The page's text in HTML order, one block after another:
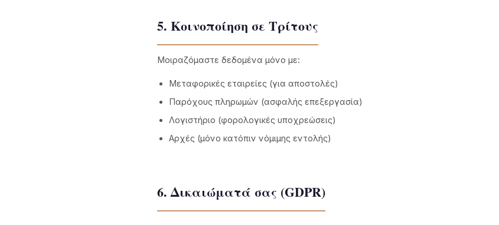
5. Κοινοποίηση σε Τρίτους
Μοιραζόμαστε δεδομένα μόνο με:
Μεταφορικές εταιρείες (για αποστολές)
Παρόχους πληρωμών (ασφαλής επεξεργασία)
Λογιστήριο (φορολογικές υποχρεώσεις)
Αρχές (μόνο κατόπιν νόμιμης εντολής)
6. Δικαιώματά σας (GDPR)